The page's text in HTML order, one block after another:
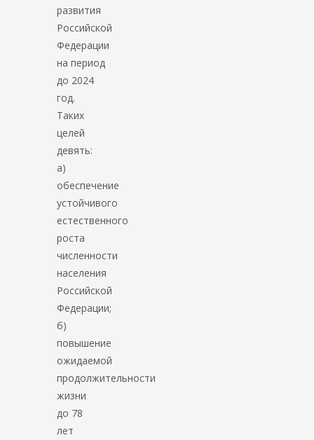
развития
Российской
Федерации
на период
до 2024
год.
Таких
целей
девять:
а)
обеспечение
устойчивого
естественного
роста
численности
населения
Российской
Федерации;
б)
повышение
ожидаемой
продолжительности
жизни
до 78
лет